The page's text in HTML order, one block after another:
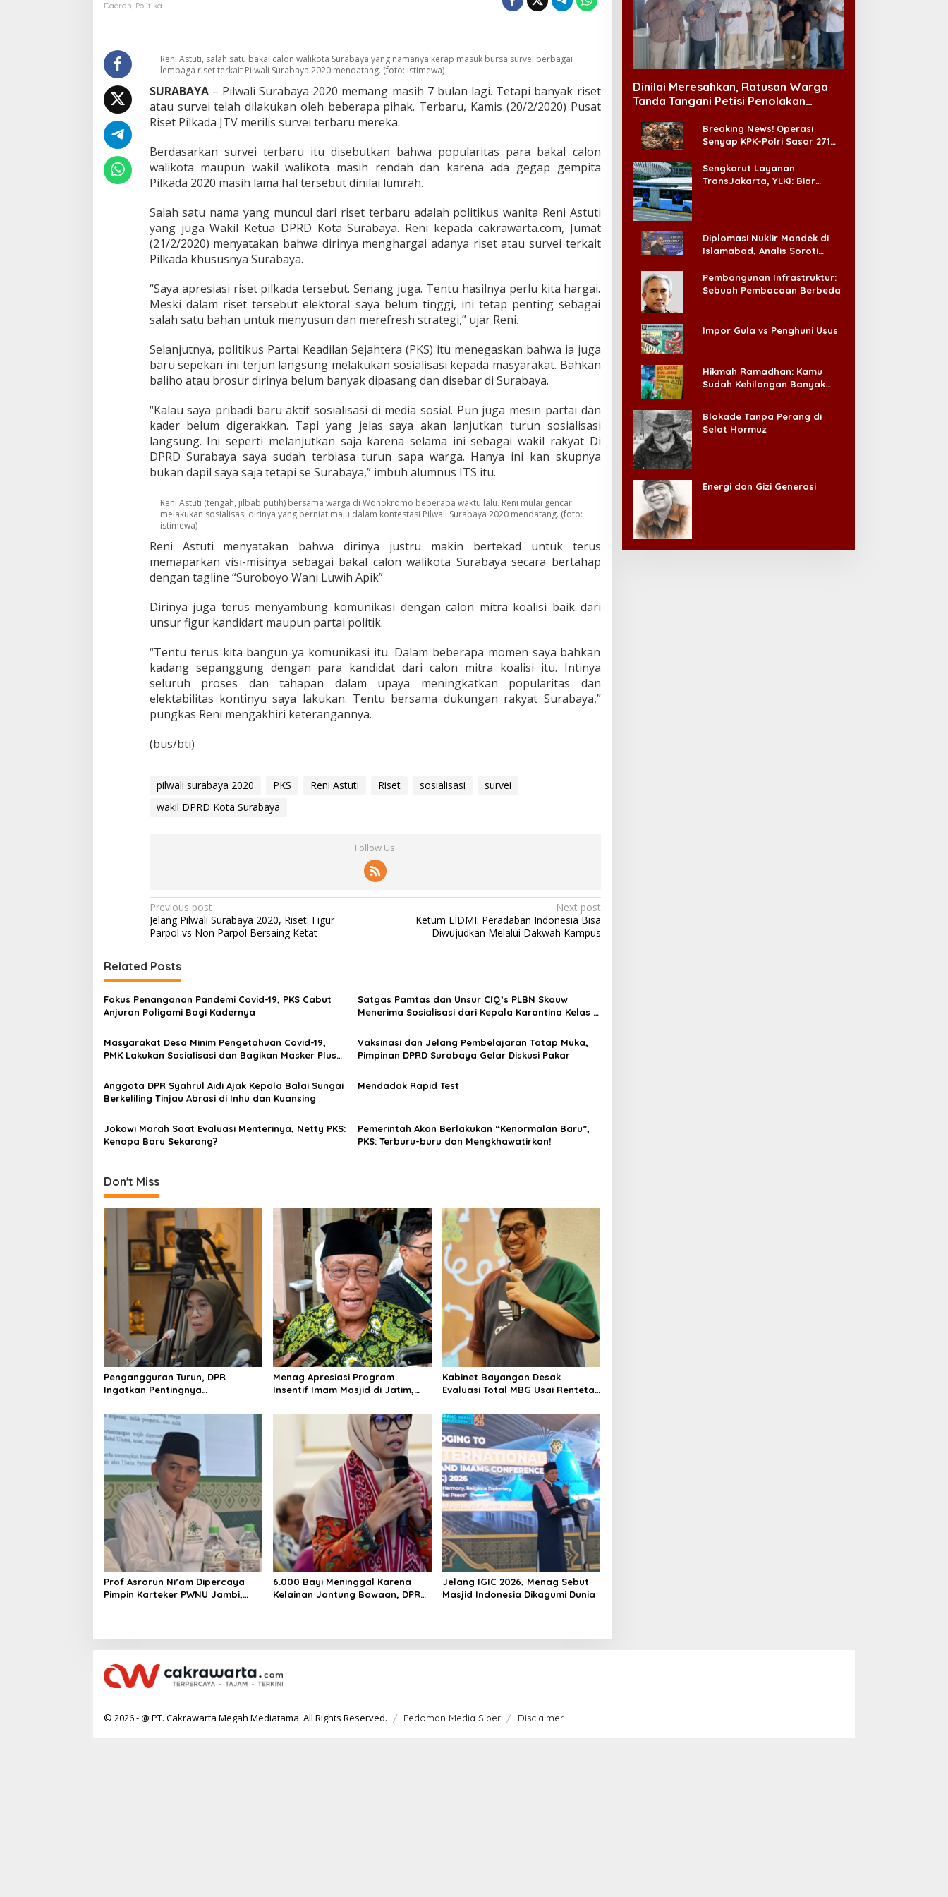
s
i
S
u
r
i
,
R
n
s
t
t
i
M
a
i
n
e
a
n
g
a
G
n
j
S
o
s
l
i
a
s
i
Daerah Politika
Reni Astuti, salah satu bakal calon walikota Surabaya yang namanya kerap masuk bursa survei berbagai
lembaga riset terkait Pilwali Surabaya 2020 mendatang. (foto: istimewa)
SURABAYA– Pilwali Surabaya 2020 memang masih 7 bulan lagi. Tetapi banyak riset
atau survei telah dilakukan oleh beberapa pihak. Terbaru, Kamis (20/2/2020) Pusat
Riset Pilkada JTV merilis survei terbaru mereka.
Berdasarkan survei terbaru itu disebutkan bahwa popularitas para bakal calon
walikota maupun wakil walikota masih rendah dan karena ada gegap gempita
Pilkada 2020 masih lama hal tersebut dinilai lumrah.
Salah satu nama yang muncul dari riset terbaru adalah politikus wanita Reni Astuti
yang juga Wakil Ketua DPRD Kota Surabaya. Reni kepada cakrawarta.com, Jumat
(21/2/2020) menyatakan bahwa dirinya menghargai adanya riset atau survei terkait
Pilkada khususnya Surabaya.
“Saya apresiasi riset pilkada tersebut. Senang juga. Tentu hasilnya perlu kita hargai.
Meski dalam riset tersebut elektoral saya belum tinggi, ini tetap penting sebagai
salah satu bahan untuk menyusun dan merefresh strategi,” ujar Reni.
Selanjutnya, politikus Partai Keadilan Sejahtera (PKS) itu menegaskan bahwa ia juga
baru sepekan ini terjun langsung melakukan sosialisasi kepada masyarakat. Bahkan
baliho atau brosur dirinya belum banyak dipasang dan disebar di Surabaya.
“Kalau saya pribadi baru aktif sosialisasi di media sosial. Pun juga mesin partai dan
kader belum digerakkan. Tapi yang jelas saya akan lanjutkan turun sosialisasi
langsung. Ini seperti melanjutkan saja karena selama ini sebagai wakil rakyat Di
DPRD Surabaya saya sudah terbiasa turun sapa warga. Hanya ini kan skupnya
bukan dapil saya saja tetapi se Surabaya,” imbuh alumnus ITS itu.
Reni Astuti (tengah, jilbab putih) bersama warga di Wonokromo beberapa waktu lalu. Reni mulai gencar
melakukan sosialisasi dirinya yang berniat maju dalam kontestasi Pilwali Surabaya 2020 mendatang. (foto:
istimewa)
Reni Astuti menyatakan bahwa dirinya justru makin bertekad untuk terus
memaparkan visi-misinya sebagai bakal calon walikota Surabaya secara bertahap
dengan tagline “Suroboyo Wani Luwih Apik”
Dirinya juga terus menyambung komunikasi dengan calon mitra koalisi baik dari
unsur figur kandidart maupun partai politik.
“Tentu terus kita bangun ya komunikasi itu. Dalam beberapa momen saya bahkan
kadang sepanggung dengan para kandidat dari calon mitra koalisi itu. Intinya
seluruh proses dan tahapan dalam upaya meningkatkan popularitas dan
elektabilitas kontinyu saya lakukan. Tentu bersama dukungan rakyat Surabaya,”
pungkas Reni mengakhiri keterangannya.
(bus/bti)
pilwali surabaya 2020 PKS Reni Astuti Riset sosialisasi
survei
wakil DPRD Kota Surabaya
Follow Us
P
o
t
n
a
i
a
t
i
o
Previous post
Jelang Pilwali Surabaya 2020, Riset: Figur
Parpol vs Non Parpol Bersaing Ketat
Next post
Ketum LIDMI: Peradaban Indonesia Bisa
Diwujudkan Melalui Dakwah Kampus
Related Posts
Fokus Penanganan Pandemi Covid-19, PKS Cabut
Anjuran Poligami Bagi Kadernya
Satgas Pamtas dan Unsur CIQ’s PLBN Skouw
Menerima Sosialisasi dari Kepala Karantina Kelas I
Masyarakat Desa Minim Pengetahuan Covid-19,
PMK Lakukan Sosialisasi dan Bagikan Masker Plus
Vaksinasi dan Jelang Pembelajaran Tatap Muka,
Pimpinan DPRD Surabaya Gelar Diskusi Pakar
Anggota DPR Syahrul Aidi Ajak Kepala Balai Sungai
Berkeliling Tinjau Abrasi di Inhu dan Kuansing
Mendadak Rapid Test
Jokowi Marah Saat Evaluasi Menterinya, Netty PKS:
Kenapa Baru Sekarang?
Pemerintah Akan Berlakukan “Kenormalan Baru”,
PKS: Terburu-buru dan Mengkhawatirkan!
Don't Miss
Pengangguran Turun, DPR
Ingatkan Pentingnya
Layak
Menag Apresiasi Program
Insentif Imam Masjid di Jatim,
Kabinet Bayangan Desak
Evaluasi Total MBG Usai Rentetan
Prof Asrorun Ni’am Dipercaya
Pimpin Karteker PWNU Jambi,
6.000 Bayi Meninggal Karena
Kelainan Jantung Bawaan, DPR
Jelang IGIC 2026, Menag Sebut
Masjid Indonesia Dikagumi Dunia
Dinilai Meresahkan, Ratusan Warga
Tanda Tangani Petisi Penolakan
Breaking News! Operasi
Senyap KPK-Polri Sasar 271
Ada ‘Badai Pemeriksaan’
Sengkarut Layanan
TransJakarta, YLKI: Biar
Diplomasi Nuklir Mandek di
Islamabad, Analis Soroti
Pembangunan Infrastruktur:
Sebuah Pembacaan Berbeda
Impor Gula vs Penghuni Usus
Hikmah Ramadhan: Kamu
Sudah Kehilangan Banyak
Blokade Tanpa Perang di
Selat Hormuz
Energi dan Gizi Generasi
© 2026 - @ PT. Cakrawarta Megah Mediatama. All Rights Reserved. Pedoman Media Siber Disclaimer